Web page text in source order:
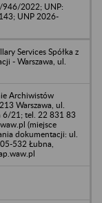
2022; UNP:
UNP 2026-
Services Spółka z
- Warszawa, ul.
Archiwistów
Warszawa, ul.
6/21; tel. 22 831 83
(miejsce
dokumentacji: ul.
532 Łubna,